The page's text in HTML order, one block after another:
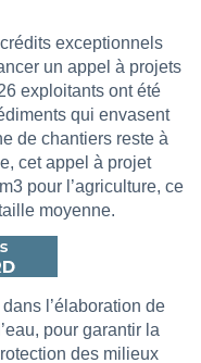
exceptionnels
un appel à projets
exploitants ont été
qui envasent
de chantiers reste à
cet appel à projet
pour l’agriculture, ce
moyenne.
l’élaboration de
pour garantir la
des milieux